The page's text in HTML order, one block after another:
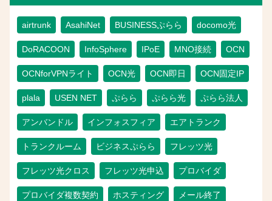
airtrunk AsahiNet BUSINESSぷらら docomo光
DoRACOON InfoSphere IPoE MNO接続 OCN
OCNforVPNライト OCN光 OCN即日 OCN固定IP
plala USEN NET ぷらら ぷらら光 ぷらら法人
アンバンドル インフォスフィア エアトランク
トランクルーム ビジネスぷらら フレッツ光
フレッツ光クロス フレッツ光申込 プロバイダ
プロバイダ複数契約 ホスティング メール終了